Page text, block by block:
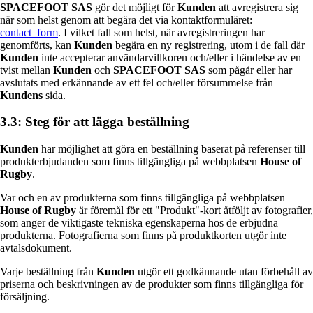
SPACEFOOT SAS gör det möjligt förKunden att avregistrera sig
när som helst genom att begära det via kontaktformuläret:
contact_form. I vilket fall som helst, när avregistreringen har
genomförts, kan Kunden begära en ny registrering, utom i de fall där
Kunden inte accepterar användarvillkoren och/eller i händelse av en
tvist mellan Kunden och SPACEFOOT SAS som pågår eller har
avslutats med erkännande av ett fel och/eller försummelse från
Kundens sida.
3.3: Steg för att lägga beställning
Kunden har möjlighet att göra en beställning baserat på referenser till
produkterbjudanden som finns tillgängliga på webbplatsen House of
Rugby.
Var och en av produkterna som finns tillgängliga på webbplatsen
House of Rugby är föremål för ett "Produkt"-kort åtföljt av fotografier,
som anger de viktigaste tekniska egenskaperna hos de erbjudna
produkterna. Fotografierna som finns på produktkorten utgör inte
avtalsdokument.
Varje beställning från Kunden utgör ett godkännande utan förbehåll av
priserna och beskrivningen av de produkter som finns tillgängliga för
försäljning.